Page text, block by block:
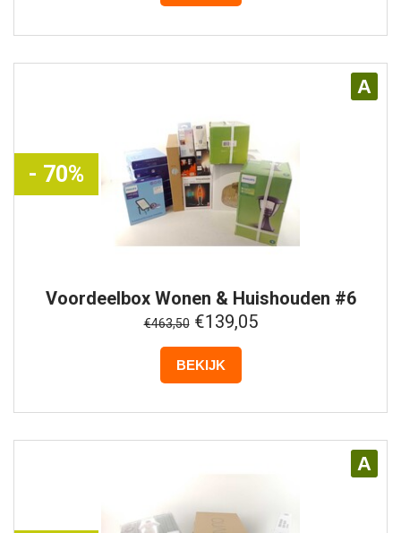
A
- 70%
VoordeelboxWonen & Huishouden #6
€463,50€139,05
BEKIJK
A